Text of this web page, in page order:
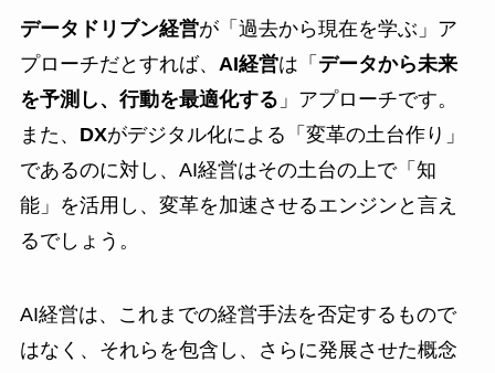
データドリブン経営が「過去から現在を学ぶ」ア
プローチだとすれば、 AI経営は「 データから未来
を予測し、行動を最適化する 」アプローチです。
また、 DXがデジタル化による「変革の土台作り」
であるのに対し、AI経営はその土台の上で「知
能」を活用し、変革を加速させるエンジンと言え
るでしょう。
AI経営は、これまでの経営手法を否定するもので
はなく、それらを包含し、さらに発展させた概念